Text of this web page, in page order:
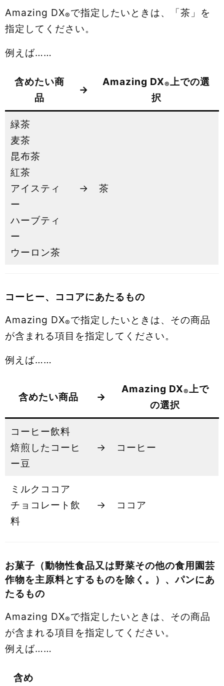
Amazing DX®で指定したいときは、「茶」を
指定してください。
例えば……
含めたい商
品
→
Amazing DX®上での選
択
緑茶
麦茶
昆布茶
紅茶
アイスティ
ー
ハーブティ
ー
ウーロン茶
→ 茶
コーヒー、ココアにあたるもの
Amazing DX®で指定したいときは、その商品
が含まれる項目を指定してください。
例えば……
含めたい商品 →
Amazing DX®上で
の選択
コーヒー飲料
焙煎したコーヒ
ー豆
→ コーヒー
ミルクココア
チョコレート飲
料
→ ココア
お菓子（動物性食品又は野菜その他の食用園芸
作物を主原料とするものを除く。）、パンにあ
たるもの
Amazing DX®で指定したいときは、その商品
が含まれる項目を指定してください。
例えば……
含め